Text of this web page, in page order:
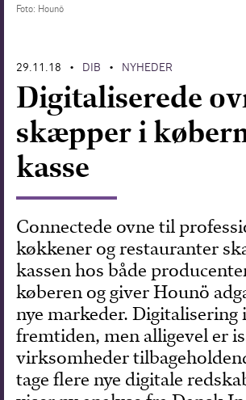
Foto: Hounö
29.11.18 • DIB • NYHEDER
Digitaliserede
skæpper i
kasse
Connectede ovne til
køkkener og restauranter
kassen hos både
køberen og giver Hounö
nye markeder. Digitalisering
fremtiden, men alligevel er
virksomheder
tage flere nye digitale